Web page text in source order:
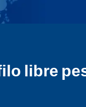
libre